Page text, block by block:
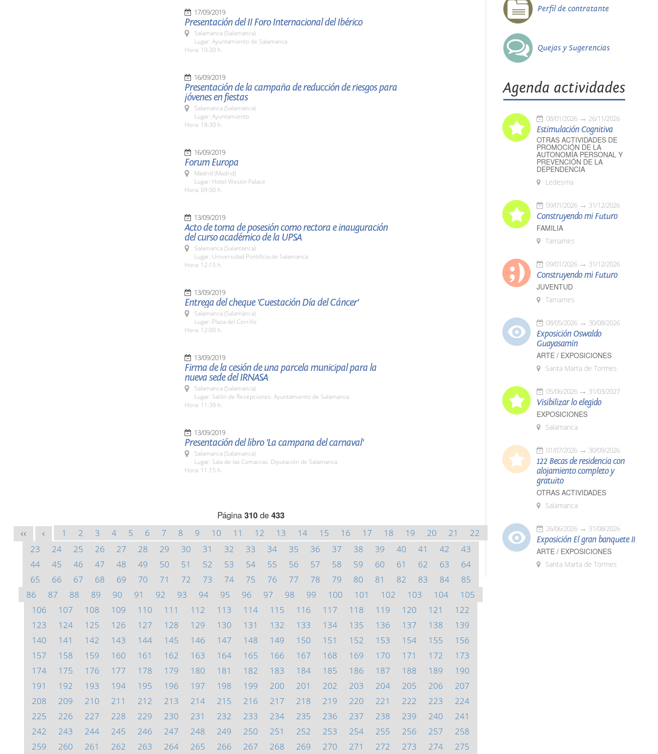
17/09/2019
Presentación del II Foro Internacional del Ibérico
Salamanca (Salamanca)
Lugar: Ayuntamiento de Salamanca
Hora: 10:30 h.
16/09/2019
Presentación de la campaña de reducción de riesgos para
jóvenes en fiestas
Salamanca (Salamanca)
Lugar: Ayuntamiento
Hora: 18:30 h.
16/09/2019
Forum Europa
Madrid (Madrid)
Lugar: Hotel Westin Palace
Hora: 09:00 h.
13/09/2019
Acto de toma de posesión como rectora e inauguración
del curso académico de la UPSA
Salamanca (Salamanca)
Lugar: Universidad Pontificia de Salamanca
Hora: 12:15 h.
13/09/2019
Entrega del cheque 'Cuestación Día del Cáncer'
Salamanca (Salamanca)
Lugar: Plaza del Corrillo
Hora: 12:00 h.
13/09/2019
Firma de la cesión de una parcela municipal para la
nueva sede del IRNASA
Salamanca (Salamanca)
Lugar: Salón de Recepciones. Ayuntamiento de Salamanca
Hora: 11:30 h.
13/09/2019
Presentación del libro 'La campana del carnaval'
Salamanca (Salamanca)
Lugar: Sala de las Comarcas. Diputación de Salamanca
Hora: 11:15 h.
Página 310de 433
<< < 1 2 3 4 5 6 7 8 9 10 11 12 13 14 15 16 17 18 19 20 21
22
23
24 25 26 27 28 29 30 31 32 33 34 35 36 37 38 39 40 41 42
43
44
45 46 47 48 49 50 51 52 53 54 55 56 57 58 59 60 61 62 63
64
65
66 67 68 69 70 71 72 73 74 75 76 77 78 79 80 81 82 83 84
85
86
87 88 89 90 91 92 93 94 95 96 97 98 99 100 101 102 103 104
105
106
107 108 109 110 111 112 113 114 115 116 117 118 119 120 121
122
123
124 125 126 127 128 129 130 131 132 133 134 135 136 137 138
139
140
141 142 143 144 145 146 147 148 149 150 151 152 153 154 155
156
157
158 159 160 161 162 163 164 165 166 167 168 169 170 171 172
173
174
175 176 177 178 179 180 181 182 183 184 185 186 187 188 189
190
191
192 193 194 195 196 197 198 199 200 201 202 203 204 205 206
207
208
209 210 211 212 213 214 215 216 217 218 219 220 221 222 223
224
225
226 227 228 229 230 231 232 233 234 235 236 237 238 239 240
241
242
243 244 245 246 247 248 249 250 251 252 253 254 255 256 257
258
259
260 261 262 263 264 265 266 267 268 269 270 271 272 273 274 275
Perfil de contratante
Quejas y Sugerencias
Agenda actividades
08/01/2026 26/11/2026
Estimulación Cognitiva
OTRAS ACTIVIDADES DE
PROMOCIÓN DE LA
AUTONOMÍA PERSONAL Y
PREVENCIÓN DE LA
DEPENDENCIA
Ledesma
09/01/2026 31/12/2026
Construyendo mi Futuro
FAMILIA
Tamames
09/01/2026 31/12/2026
Construyendo mi Futuro
JUVENTUD
Tamames
08/05/2026 30/08/2026
Exposición Oswaldo
Guayasamín
ARTE / EXPOSICIONES
Santa Marta de Tormes
05/06/2026 31/03/2027
Visibilizar lo elegido
EXPOSICIONES
Salamanca
01/07/2026 30/09/2026
122 Becas de residencia con
alojamiento completo y
gratuito
OTRAS ACTIVIDADES
Salamanca
26/06/2026 31/08/2026
Exposición El gran banquete II
ARTE / EXPOSICIONES
Santa Marta de Tormes